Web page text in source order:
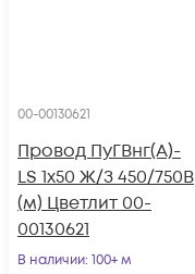
00-00130621
Провод ПуГВнг(А)-
LS 1х50 Ж/З 450/750В
(м) Цветлит 00-
00130621
В наличии: 100+ м